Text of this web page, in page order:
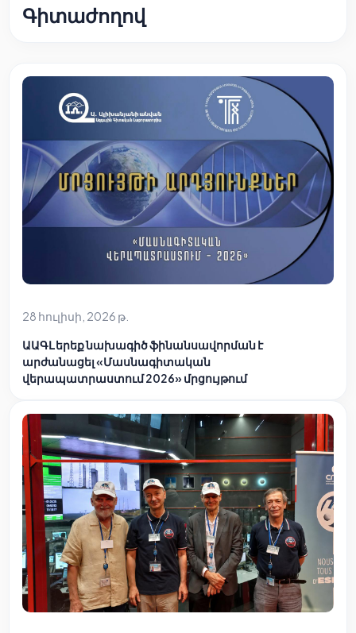
Գիտաժողով
28 հուլիսի, 2026 թ.
ԱԱԳԼ երեք նախագիծ ֆինանսավորման է
արժանացել «Մասնագիտական
վերապատրաստում 2026» մրցույթում